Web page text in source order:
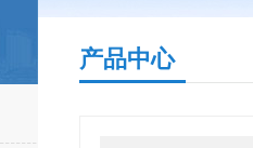
产品中心